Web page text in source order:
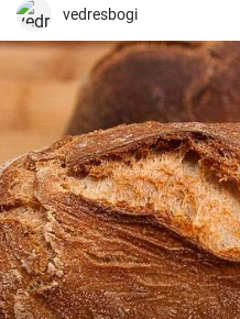
seulement il est délicieux, mais il
vedresbogi